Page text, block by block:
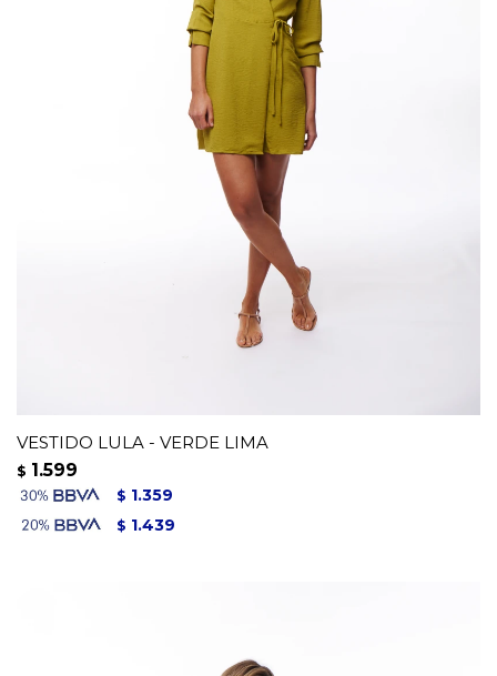
VESTIDO LULA - VERDE LIMA
$ 1.599
$ 1.359
$ 1.439